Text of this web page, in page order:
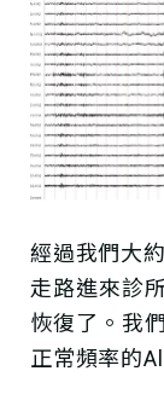
經過我們大
走路進來診
恢復了。我
正常頻率的